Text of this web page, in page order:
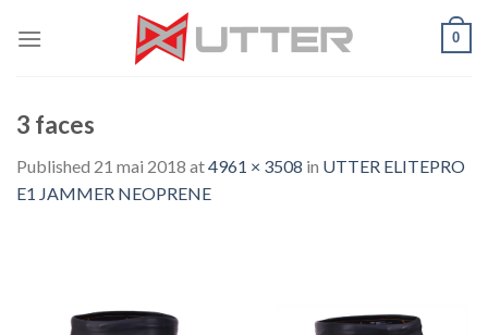
0
3 faces
Published 21 mai 2018 at4961 × 3508 in UTTER ELITEPRO
E1 JAMMER NEOPRENE